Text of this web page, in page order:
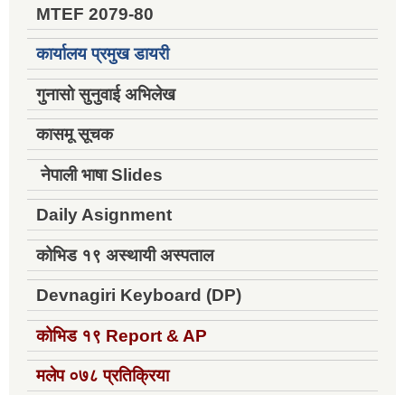
MTEF 2079-80
कार्यालय प्रमुख डायरी
गुनासो सुनुवाई अभिलेख
कासमू सूचक
नेपाली भाषा Slides
Daily Asignment
कोभिड १९ अस्थायी अस्पताल
Devnagiri Keyboard (DP)
कोभिड १९ Report & AP
मलेप ०७८ प्रतिक्रिया